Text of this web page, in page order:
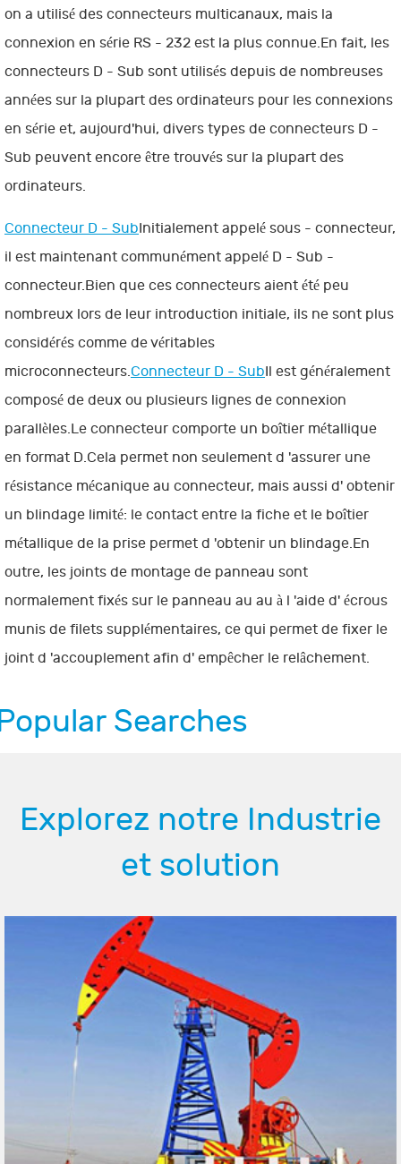
on a utilisé des connecteurs multicanaux, mais la
connexion en série RS - 232 est la plus connue.En fait, les
connecteurs D - Sub sont utilisés depuis de nombreuses
années sur la plupart des ordinateurs pour les connexions
en série et, aujourd'hui, divers types de connecteurs D -
Sub peuvent encore être trouvés sur la plupart des
ordinateurs.
Connecteur D - SubInitialement appelé sous - connecteur,
il est maintenant communément appelé D - Sub -
connecteur.Bien que ces connecteurs aient été peu
nombreux lors de leur introduction initiale, ils ne sont plus
considérés comme de véritables
microconnecteurs. Connecteur D - SubIl est généralement
composé de deux ou plusieurs lignes de connexion
parallèles.Le connecteur comporte un boîtier métallique
en format D.Cela permet non seulement d 'assurer une
résistance mécanique au connecteur, mais aussi d' obtenir
un blindage limité: le contact entre la fiche et le boîtier
métallique de la prise permet d 'obtenir un blindage.En
outre, les joints de montage de panneau sont
normalement fixés sur le panneau au au à l 'aide d' écrous
munis de filets supplémentaires, ce qui permet de fixer le
joint d 'accouplement afin d' empêcher le relâchement.
Searches
Explorez notre Industrie
et solution